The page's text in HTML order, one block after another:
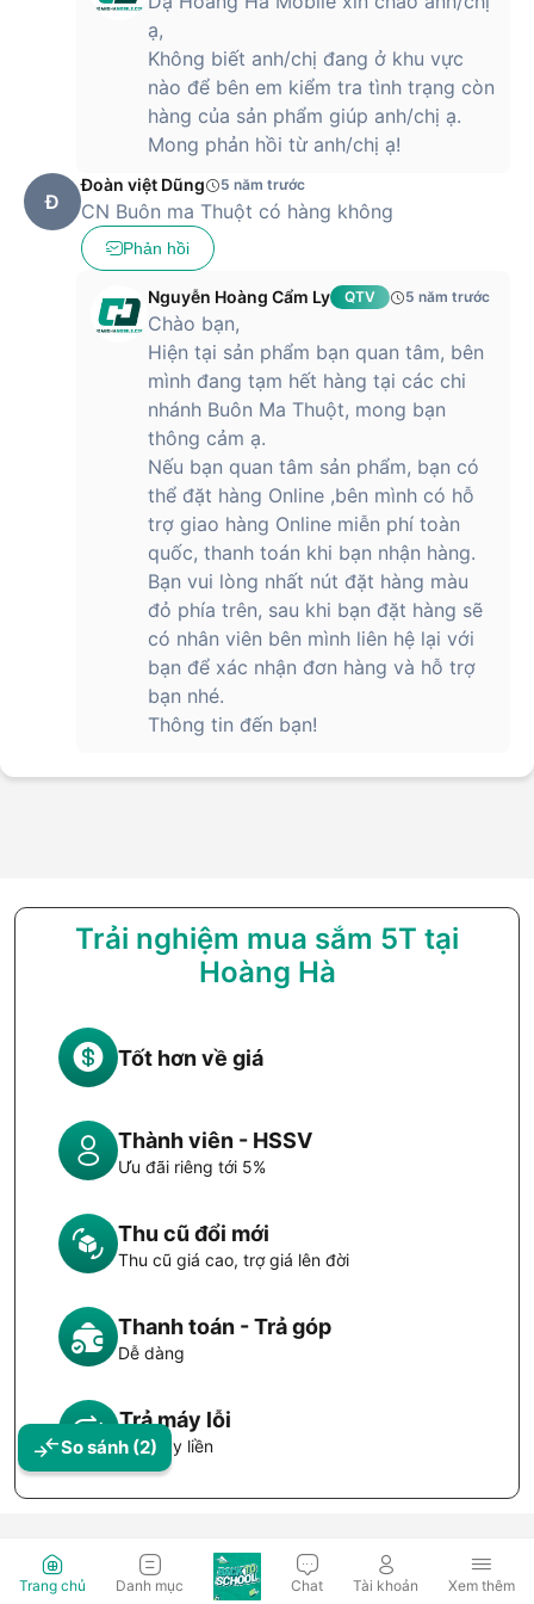
THÔNG TIN KỸ THUẬT
Chứng nhận thả: 3m / 10ft
Magsafe với công suất 15W mà không cần nam châm.
Chất liệu chất liệu TPU Polymer và polycarbonate cấp
Công nghệ Hexo-Tek Xtra, Công nghệ kháng khuẩn
ANTIMICROBIAL
Thiết kế giảm sốc
Màu sắc: Transparent, Smoke, Light Pink, Light Purple,
Light Blue, Tiffany Green, Red, Coral, Deep Blue
Thương hiệu chính hãng ITSKINS (PHÁP)
Trên đây là chiếc ốp lưng Itskins Hybrid Clear đang được
bán chính hãng tại
https://hoanghamobile.com/ . Xem thêm
các sản phẩm khác của Itskins trên website
https://hoanghamobile.com/op-lung-dien-thoai/itskins
So sánh (2)
ạ,
Không biết anh/chị đang ở khu vực
nào để bên em kiểm tra tình trạng còn
hàng của sản phẩm giúp anh/chị ạ.
Mong phản hồi từ anh/chị ạ!
Đ
Đoàn việt Dũng 5 năm trước
CN Buôn ma Thuột có hàng không
Phản hồi
Nguyễn Hoàng Cẩm Ly QTV 5 năm trước
Chào bạn,
Hiện tại sản phẩm bạn quan tâm, bên
mình đang tạm hết hàng tại các chi
nhánh Buôn Ma Thuột, mong bạn
thông cảm ạ.
Nếu bạn quan tâm sản phẩm, bạn có
thể đặt hàng Online ,bên mình có hỗ
trợ giao hàng Online miễn phí toàn
quốc, thanh toán khi bạn nhận hàng.
Bạn vui lòng nhất nút đặt hàng màu
đỏ phía trên, sau khi bạn đặt hàng sẽ
có nhân viên bên mình liên hệ lại với
bạn để xác nhận đơn hàng và hỗ trợ
bạn nhé.
Thông tin đến bạn!
Trải nghiệm mua sắm 5T tại
Hoàng Hà
Tốt hơn về giá
Thành viên - HSSV
Ưu đãi riêng tới 5%
Thu cũ đổi mới
Thu cũ giá cao, trợ giá lên đời
Thanh toán - Trả góp
Dễ dàng
Trả máy lỗi
Đổi máy liền
Trang chủ Danh mục Chat Tài khoản Xem thêm